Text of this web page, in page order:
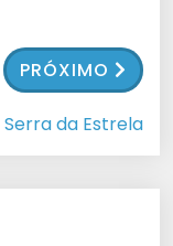
PRÓXIMO
da Estrela